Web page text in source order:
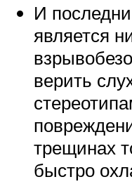
И
является
верить
трещинах
быстро